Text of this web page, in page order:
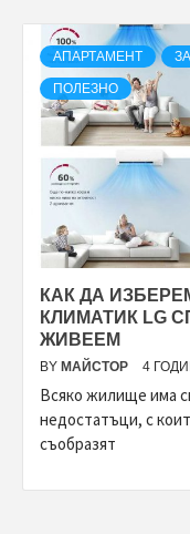
АПАРТАМЕНТ
ПОЛЕЗНО
КАК ДА
КЛИМАТИК LG
ЖИВЕЕМ
BY МАЙСТОР 4
Всяко жилище има
недостатъци, с
съобразят